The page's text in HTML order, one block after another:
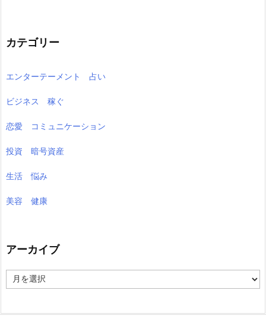
カテゴリー
エンターテーメント 占い
ビジネス 稼ぐ
恋愛 コミュニケーション
投資 暗号資産
生活 悩み
美容 健康
アーカイブ
ー